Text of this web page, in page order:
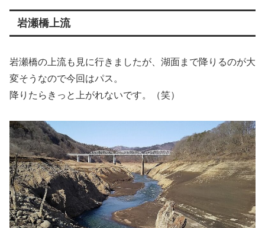
岩瀬橋上流
岩瀬橋の上流も見に行きましたが、湖面まで降りるのが大
変そうなので今回はパス。
降りたらきっと上がれないです。（笑）